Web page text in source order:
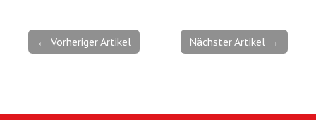
Nächster Artikel →
← Vorheriger Artikel